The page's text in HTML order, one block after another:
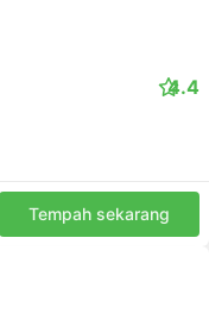
4.4
Tempah sekarang